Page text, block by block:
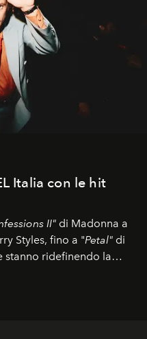
Italia con le hit
II" di Madonna a
Styles, fino a "Petal" di
stanno ridefinendo la